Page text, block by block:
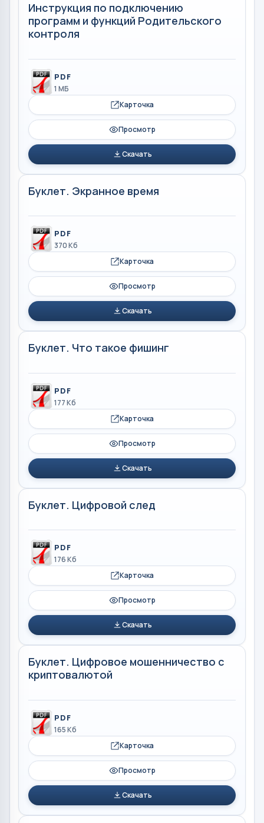
Инструкция по подключению
программ и функций Родительского
контроля
PDF
1 МБ
Карточка
Просмотр
Скачать
Буклет. Экранное время
PDF
370 Кб
Карточка
Просмотр
Скачать
Буклет. Что такое фишинг
PDF
177 Кб
Карточка
Просмотр
Скачать
Буклет. Цифровой след
PDF
176 Кб
Карточка
Просмотр
Скачать
Буклет. Цифровое мошенничество с
криптовалютой
PDF
165 Кб
Карточка
Просмотр
Скачать